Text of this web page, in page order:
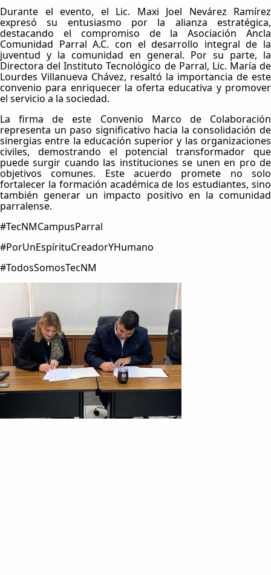
Durante el evento, el Lic. Maxi Joel Nevárez Ramírez
expresó su entusiasmo por la alianza estratégica,
destacando el compromiso de la Asociación Ancla
Comunidad Parral A.C. con el desarrollo integral de la
juventud y la comunidad en general. Por su parte, la
Directora del Instituto Tecnológico de Parral, Lic. María de
Lourdes Villanueva Chávez, resaltó la importancia de este
convenio para enriquecer la oferta educativa y promover
el servicio a la sociedad.
La firma de este Convenio Marco de Colaboración
representa un paso significativo hacia la consolidación de
sinergias entre la educación superior y las organizaciones
civiles, demostrando el potencial transformador que
puede surgir cuando las instituciones se unen en pro de
objetivos comunes. Este acuerdo promete no solo
fortalecer la formación académica de los estudiantes, sino
también generar un impacto positivo en la comunidad
parralense.
#TecNMCampusParral
#PorUnEspírituCreadorYHumano
#TodosSomosTecNM